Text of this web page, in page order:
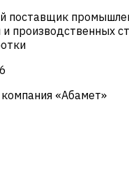
поставщик
и производственных
«Абамет»